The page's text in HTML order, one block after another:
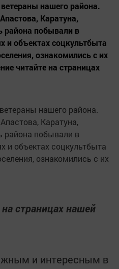
нашего района.
Каратуна,
района побывали в
и объектах соцкультбыта
ознакомились с их
читайте на страницах
нашего района.
Каратуна,
района побывали в
и объектах соцкультбыта
ознакомились с их
страницах нашей
и интересным в